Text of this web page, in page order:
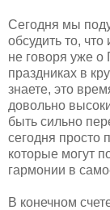
Сегодня мы
обсудить то,
не говоря уже о
праздниках в
знаете, это
довольно
быть сильно
сегодня просто
которые могут
гармонии в
В конечном